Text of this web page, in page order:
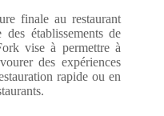
finale au restaurant
établissements de
vise à permettre à
des expériences
rapide ou en